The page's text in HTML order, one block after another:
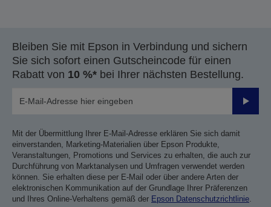
Bleiben Sie mit Epson in Verbindung und sichern
Sie sich sofort einen Gutscheincode für einen
Rabatt von 10 %* bei Ihrer nächsten Bestellung.
Mit der Übermittlung Ihrer E-Mail-Adresse erklären Sie sich damit
einverstanden, Marketing-Materialien über Epson Produkte,
Veranstaltungen, Promotions und Services zu erhalten, die auch zur
Durchführung von Marktanalysen und Umfragen verwendet werden
können. Sie erhalten diese per E-Mail oder über andere Arten der
elektronischen Kommunikation auf der Grundlage Ihrer Präferenzen
und Ihres Online-Verhaltens gemäß der Epson Datenschutzrichtlinie